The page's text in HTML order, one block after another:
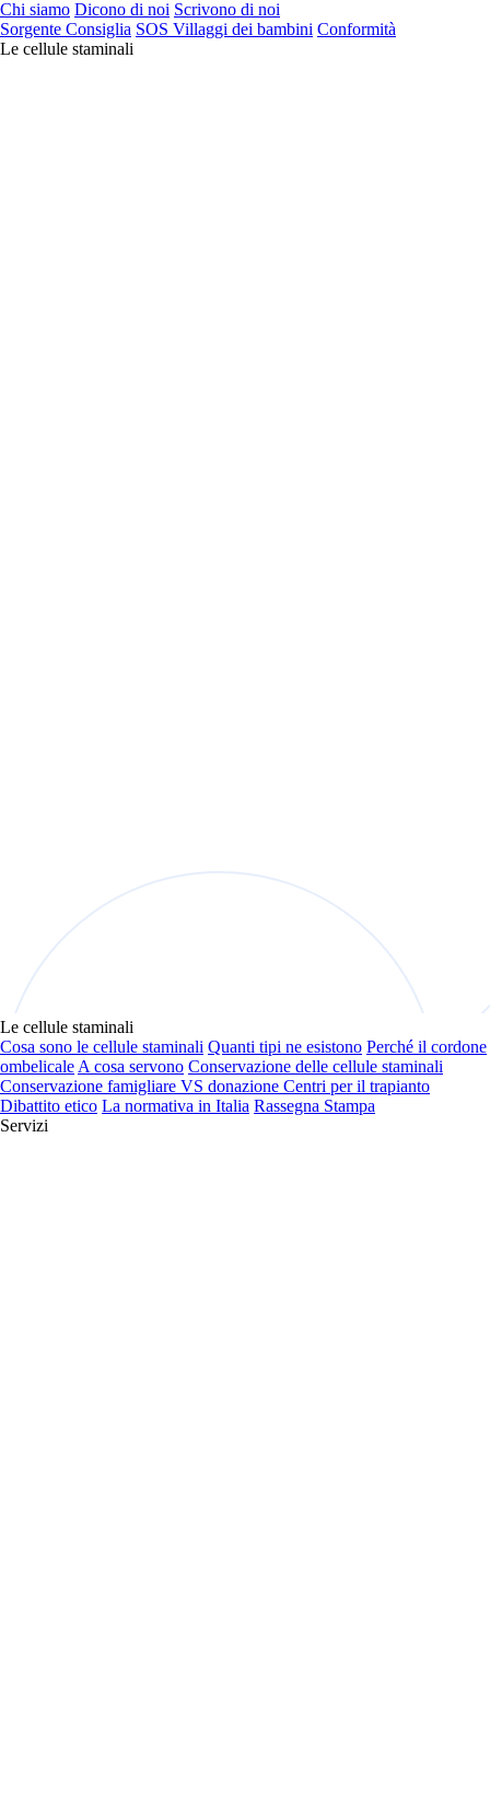
Chi siamo Dicono di noi Scrivono di noi
Sorgente Consiglia SOS Villaggi dei bambini Conformità
Le cellule staminali
Le cellule staminali
Cosa sono le cellule staminali Quanti tipi ne esistono Perché il cordone
ombelicale A cosa servono Conservazione delle cellule staminali
Conservazione famigliare VS donazione Centri per il trapianto
Dibattito etico La normativa in Italia Rassegna Stampa
Servizi